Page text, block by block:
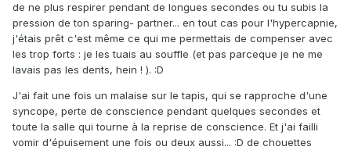
de ne plus respirer pendant de longues secondes ou tu subis la
pression de ton sparing- partner... en tout cas pour l'hypercapnie,
j'étais prêt c'est même ce qui me permettais de compenser avec
les trop forts : je les tuais au souffle (et pas parceque je ne me
lavais pas les dents, hein ! ). :D
J'ai fait une fois un malaise sur le tapis, qui se rapproche d'une
syncope, perte de conscience pendant quelques secondes et
toute la salle qui tourne à la reprise de conscience. Et j'ai failli
vomir d'épuisement une fois ou deux aussi... :D de chouettes